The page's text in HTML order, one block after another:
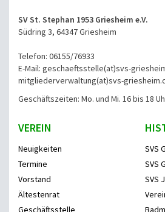
SV St. Stephan 1953 Griesheim e.V.
Südring 3, 64347 Griesheim
Telefon: 06155/76933
E-Mail: geschaeftsstelle(at)svs-
mitgliederverwaltung(at)svs-
Geschäftszeiten: Mo. und Mi. 16 bis 18
VEREIN
Neuigkeiten
Termine
Vorstand
Ältestenrat
Geschäftsstelle
SVS
SVS
SVS